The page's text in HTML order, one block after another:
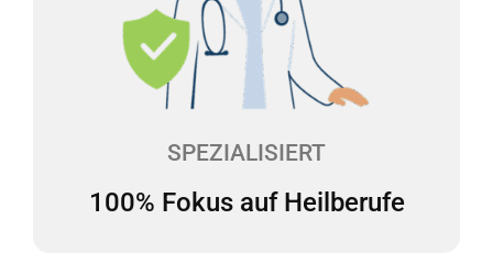
SPEZIALISIERT
100% Fokus auf Heilberufe
Wir haben uns auf die Beratung des
Gesundheitswesens spezialisiert und verfügen über
langjährige Erfahrung in diesem Bereich. Wir
kennen daher die steuerlichen Besonderheiten bei